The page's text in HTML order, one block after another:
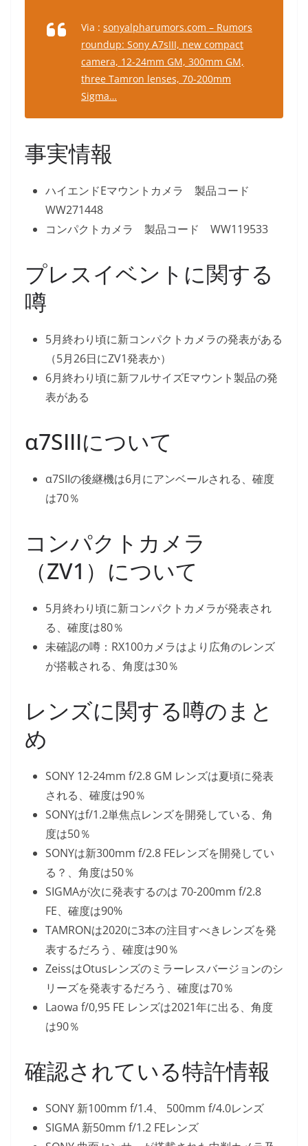
Via : sonyalpharumors.com – Rumors
roundup: Sony A7sIII, new compact
camera, 12-24mm GM, 300mm GM,
three Tamron lenses, 70-200mm
Sigma…
事実情報
ハイエンドEマウントカメラ 製品コード
WW271448
コンパクトカメラ 製品コード WW119533
プレスイベントに関する
噂
5月終わり頃に新コンパクトカメラの発表がある
（5月26日にZV1発表か）
6月終わり頃に新フルサイズEマウント製品の発
表がある
α7SIIIについて
α7SIIの後継機は6月にアンベールされる、確度
は70％
コンパクトカメラ
（ZV1）について
5月終わり頃に新コンパクトカメラが発表され
る、確度は80％
未確認の噂：RX100カメラはより広角のレンズ
が搭載される、角度は30％
レンズに関する噂のまと
め
SONY 12-24mm f/2.8 GM レンズは夏頃に発表
される、確度は90％
SONYはf/1.2単焦点レンズを開発している、角
度は50％
SONYは新300mm f/2.8 FEレンズを開発してい
る？、角度は50％
SIGMAが次に発表するのは 70-200mm f/2.8
FE、確度は90%
TAMRONは2020に3本の注目すべきレンズを発
表するだろう、確度は90％
ZeissはOtusレンズのミラーレスバージョンのシ
リーズを発表するだろう、確度は70％
Laowa f/0,95 FE レンズは2021年に出る、角度
は90％
確認されている特許情報
SONY 新100mm f/1.4、 500mm f/4.0レンズ
SIGMA 新50mm f/1.2 FEレンズ